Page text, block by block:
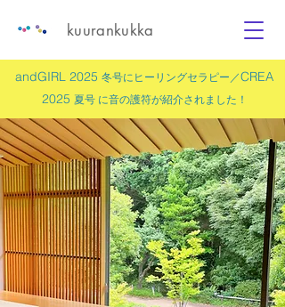
andGIRL 2025 冬号にヒーリングセラピー／CREA
2025 夏号 に音の護符が紹介されました！
kuurankukka